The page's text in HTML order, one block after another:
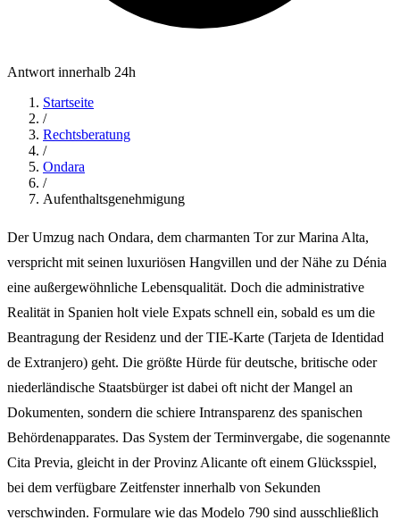
Antwort innerhalb 24h
Startseite
/
Rechtsberatung
/
Ondara
/
Aufenthaltsgenehmigung
Der Umzug nach Ondara, dem charmanten Tor zur Marina Alta,
verspricht mit seinen luxuriösen Hangvillen und der Nähe zu Dénia
eine außergewöhnliche Lebensqualität. Doch die administrative
Realität in Spanien holt viele Expats schnell ein, sobald es um die
Beantragung der Residenz und der TIE-Karte (Tarjeta de Identidad
de Extranjero) geht. Die größte Hürde für deutsche, britische oder
niederländische Staatsbürger ist dabei oft nicht der Mangel an
Dokumenten, sondern die schiere Intransparenz des spanischen
Behördenapparates. Das System der Terminvergabe, die sogenannte
Cita Previa, gleicht in der Provinz Alicante oft einem Glücksspiel,
bei dem verfügbare Zeitfenster innerhalb von Sekunden
verschwinden. Formulare wie das Modelo 790 sind ausschließlich